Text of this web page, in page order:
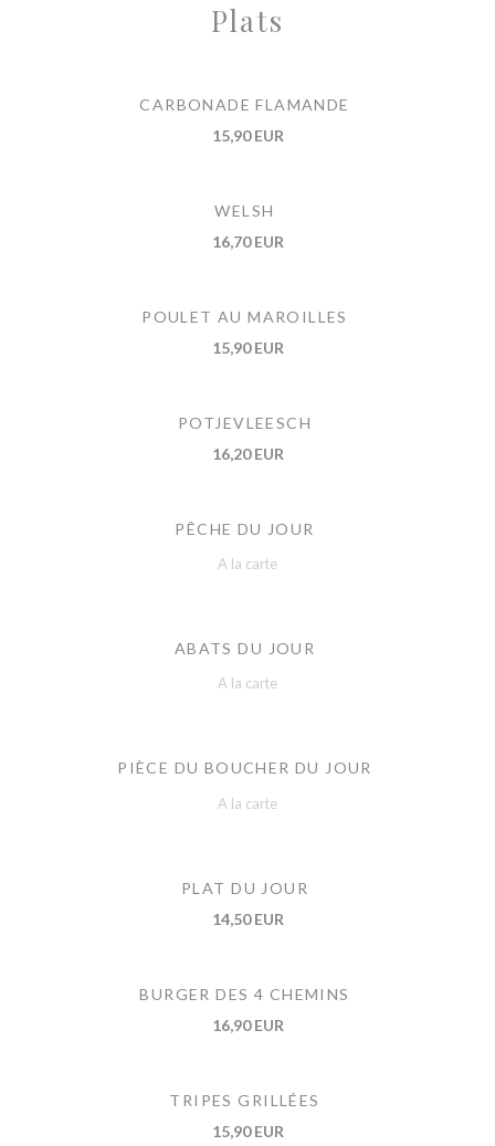
Plats
CARBONADE FLAMANDE
15,90 EUR
WELSH
16,70 EUR
POULET AU MAROILLES
15,90 EUR
POTJEVLEESCH
16,20 EUR
PÊCHE DU JOUR
A la carte
ABATS DU JOUR
A la carte
PIÈCE DU BOUCHER DU JOUR
A la carte
PLAT DU JOUR
14,50 EUR
BURGER DES 4 CHEMINS
16,90 EUR
TRIPES GRILLÉES
15,90 EUR